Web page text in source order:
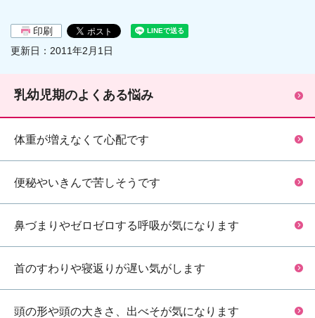
印刷
更新日：2011年2月1日
乳幼児期のよくある悩み
体重が増えなくて心配です
便秘やいきんで苦しそうです
鼻づまりやゼロゼロする呼吸が気になります
首のすわりや寝返りが遅い気がします
頭の形や頭の大きさ、出べそが気になります